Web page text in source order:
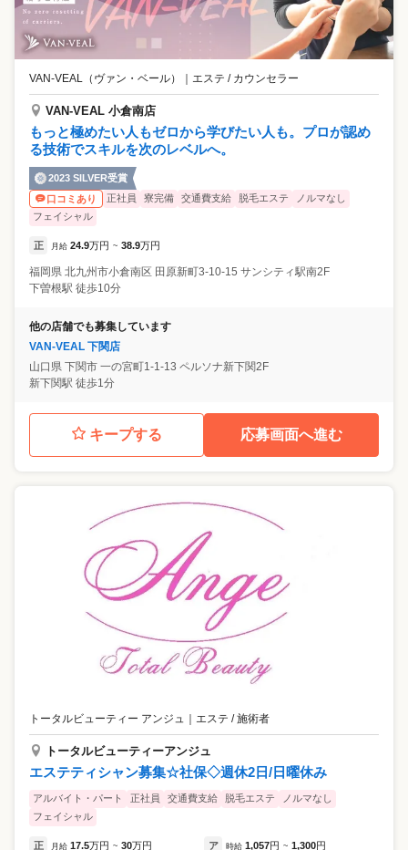
VAN-VEAL（ヴァン・ベール） ｜ エステ / カウンセラー
VAN-VEAL 小倉南店
もっと極めたい人もゼロから学びたい人も。プロが認め
る技術でスキルを次のレベルへ。
2023 SILVER受賞
口コミあり
正社員 寮完備 交通費支給 脱毛エステ
ノルマなし
フェイシャル
正 月給 24.9万円 ~ 38.9万円
福岡県 北九州市小倉南区 田原新町3-10-15 サンシティ駅南2F
下曽根駅 徒歩10分
他の店舗でも募集しています
VAN-VEAL 下関店
山口県 下関市 一の宮町1-1-13 ペルソナ新下関2F
新下関駅 徒歩1分
キープする 応募画面へ進む
トータルビューティー アンジュ ｜ エステ / 施術者
トータルビューティーアンジュ
エステティシャン募集☆社保◇週休2日/日曜休み
アルバイト・パート 正社員 交通費支給 脱毛エステ
ノルマなし
フェイシャル
正 月給 17.5万円 ~ 30万円 ア 時給 1,057円 ~ 1,300円